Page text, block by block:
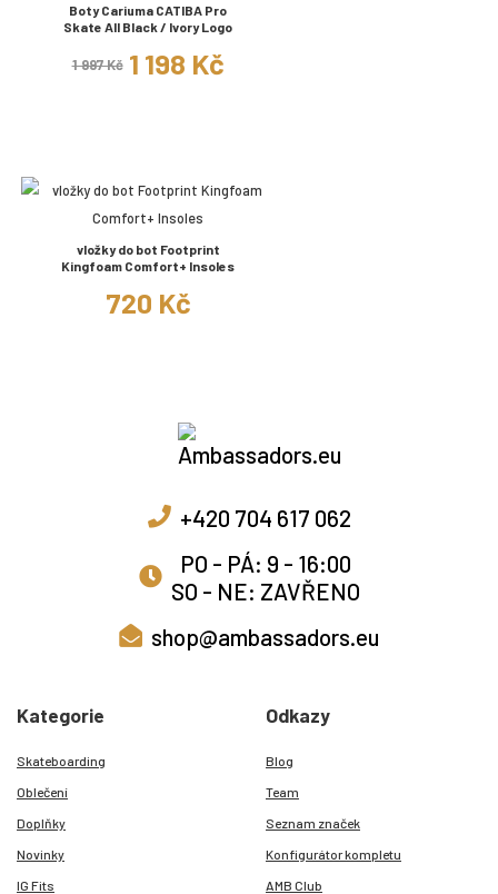
Boty Cariuma CATIBA Pro
Skate All Black / Ivory Logo
1 997 Kč 1 198 Kč
vložky do bot Footprint
Kingfoam Comfort+ Insoles
720 Kč
+420 704 617 062
PO - PÁ: 9 - 16:00
SO - NE: ZAVŘENO
shop@ambassadors.eu
Kategorie
Skateboarding
Oblečení
Doplňky
Novinky
IG Fits
Odkazy
Blog
Team
Seznam značek
Konfigurátor kompletu
AMB Club